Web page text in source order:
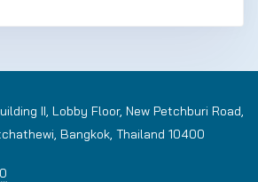
II, Lobby Floor, New Petchburi Road,
Bangkok, Thailand 10400